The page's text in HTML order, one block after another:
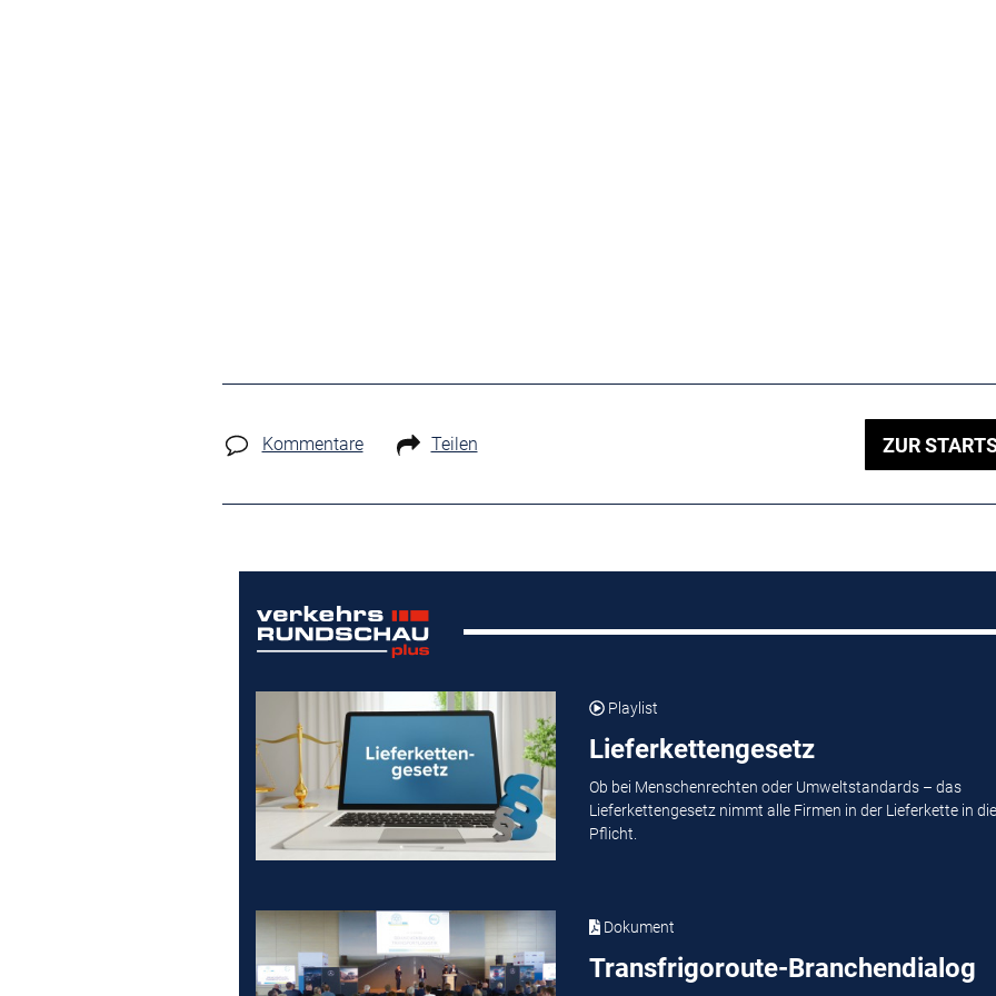
Kommentare Teilen ZUR
Playlist
Lieferkettengesetz
Ob bei Menschenrechten oder Umweltstandards – das
Lieferkettengesetz nimmt alle Firmen in der Lieferkette in die
Pflicht.
Dokument
Transfrigoroute-Branchendialog